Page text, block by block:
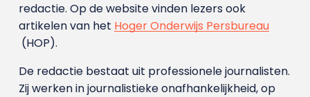
redactie. Op de website vinden lezers ook
artikelen van het Hoger Onderwijs Persbureau
(HOP).
De redactie bestaat uit professionele journalisten.
Zij werken in journalistieke onafhankelijkheid, op